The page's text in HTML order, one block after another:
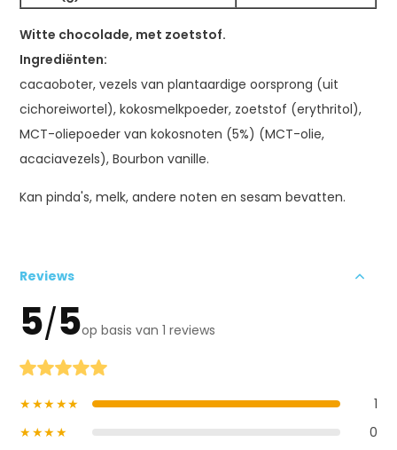
Witte chocolade, met zoetstof.
Ingrediënten:
cacaoboter, vezels van plantaardige oorsprong (uit
cichoreiwortel), kokosmelkpoeder, zoetstof (erythritol),
MCT-oliepoeder van kokosnoten (5%) (MCT-olie,
acaciavezels), Bourbon vanille.
Kan pinda's, melk, andere noten en sesam bevatten.
Reviews
5/5op basis van 1 reviews
★★★★★
1
★★★★
0